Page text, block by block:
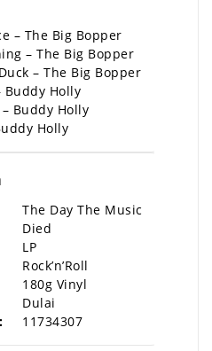
– The Big Bopper
– The Big Bopper
– The Big Bopper
Buddy Holly
Buddy Holly
Holly
The Day The Music
Died
LP
Rock’n’Roll
180g Vinyl
Dulai
11734307